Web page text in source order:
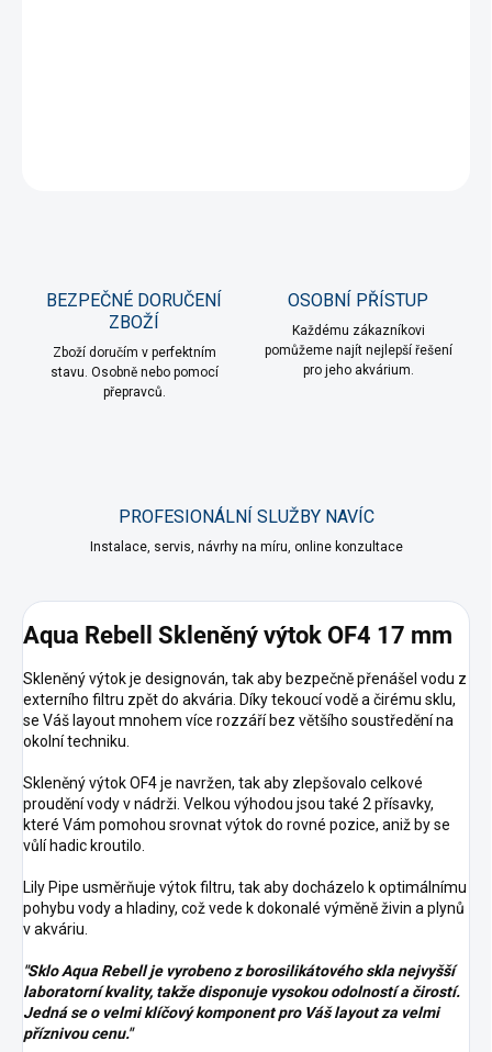
BEZPEČNÉ DORUČENÍ
ZBOŽÍ
Zboží doručím v perfektním
stavu. Osobně nebo pomocí
přepravců.
OSOBNÍ PŘÍSTUP
Každému zákazníkovi
pomůžeme najít nejlepší řešení
pro jeho akvárium.
PROFESIONÁLNÍ SLUŽBY NAVÍC
Instalace, servis, návrhy na míru, online konzultace
Aqua Rebell Skleněný výtok OF4 17 mm
Skleněný výtok je designován, tak aby bezpečně přenášel vodu z
externího filtru zpět do akvária. Díky tekoucí vodě a čirému sklu,
se Váš layout mnohem více rozzáří bez většího soustředění na
okolní techniku.
Skleněný výtok OF4 je navržen, tak aby zlepšovalo celkové
proudění vody v nádrži. Velkou výhodou jsou také 2 přísavky,
které Vám pomohou srovnat výtok do rovné pozice, aniž by se
vůlí hadic kroutilo.
Lily Pipe usměrňuje výtok filtru, tak aby docházelo k optimálnímu
pohybu vody a hladiny, což vede k dokonalé výměně živin a plynů
v akváriu.
"Sklo Aqua Rebell je vyrobeno z borosilikátového skla nejvyšší
laboratorní kvality, takže disponuje vysokou odolností a čirostí.
Jedná se o velmi klíčový komponent pro Váš layout za velmi
příznivou cenu."